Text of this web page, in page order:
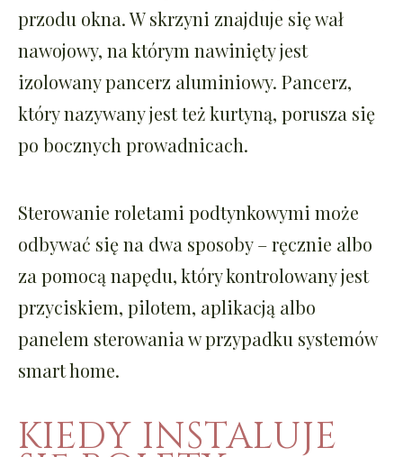
przodu okna. W skrzyni znajduje się wał
nawojowy, na którym nawinięty jest
izolowany pancerz aluminiowy. Pancerz,
który nazywany jest też kurtyną, porusza się
po bocznych prowadnicach.
Sterowanie roletami podtynkowymi może
odbywać się na dwa sposoby – ręcznie albo
za pomocą napędu, który kontrolowany jest
przyciskiem, pilotem, aplikacją albo
panelem sterowania w przypadku systemów
smart home.
KIEDY INSTALUJE